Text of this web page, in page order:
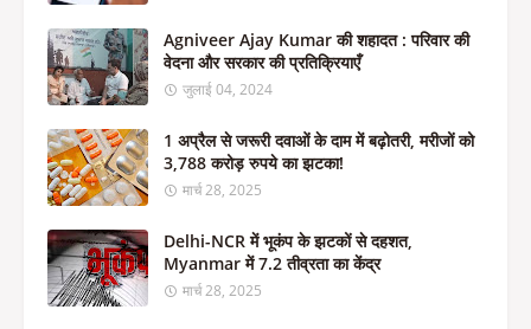
Agniveer Ajay Kumar की शहादत : परिवार की
वेदना और सरकार की प्रतिक्रियाएँ
जुलाई 04, 2024
1 अप्रैल से जरूरी दवाओं के दाम में बढ़ोतरी, मरीजों को
3,788 करोड़ रुपये का झटका!
मार्च 28, 2025
Delhi-NCR में भूकंप के झटकों से दहशत,
Myanmar में 7.2 तीव्रता का केंद्र
मार्च 28, 2025